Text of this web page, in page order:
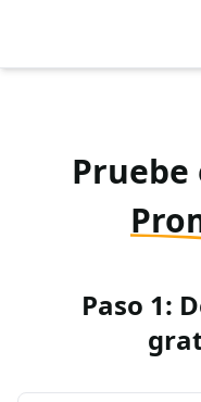
Pruebe
Paso 1: